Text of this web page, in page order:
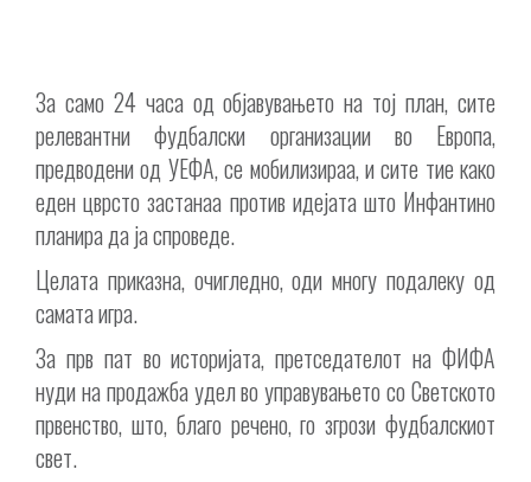
За само 24 часа од објавувањето на тој план, сите
релевантни фудбалски организации во Европа,
предводени од УЕФА, се мобилизираа, и сите тие како
еден цврсто застанаа против идејата што Инфантино
планира да ја спроведе.
Целата приказна, очигледно, оди многу подалеку од
самата игра.
За прв пат во историјата, претседателот на ФИФА
нуди на продажба удел во управувањето со Светското
првенство, што, благо речено, го згрози фудбалскиот
свет.